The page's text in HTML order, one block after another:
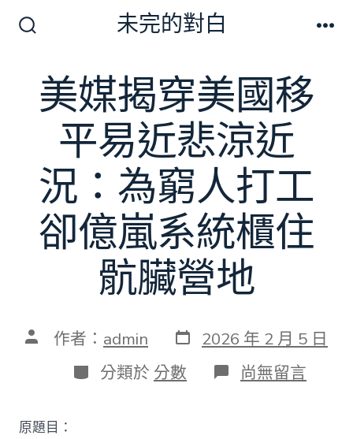
切
換
開
未完的對白
美媒揭穿美國移
平易近悲涼近
況：為窮人打工
卻億嵐系統櫃住
骯臟營地
文 作者： admin 發
表
日
期
2026 年 2 月 5 日
分
類
分類於 分數 在
〈美
尚無留言
原題目：